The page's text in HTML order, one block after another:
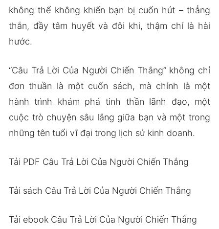
không thể không khiến bạn bị cuốn hút – thẳng
thắn, đầy tâm huyết và đôi khi, thậm chí là hài
hước.
“Câu Trả Lời Của Người Chiến Thắng” không chỉ
đơn thuần là một cuốn sách, mà chính là một
hành trình khám phá tinh thần lãnh đạo, một
cuộc trò chuyện sâu lắng giữa bạn và một trong
những tên tuổi vĩ đại trong lịch sử kinh doanh.
Tải PDF Câu Trả Lời Của Người Chiến Thắng
Tải sách Câu Trả Lời Của Người Chiến Thắng
Tải ebook Câu Trả Lời Của Người Chiến Thắng